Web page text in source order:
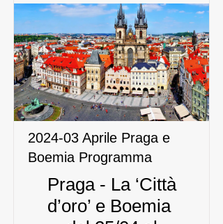
2024-03 Aprile Praga e
Boemia Programma
Praga - La ‘Città
d’oro’ e Boemia